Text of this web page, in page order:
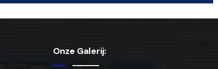
Onze Galerij: